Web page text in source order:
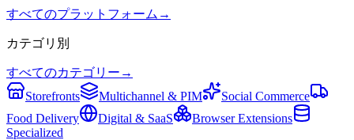
すべてのプラットフォーム →
カテゴリ別
すべてのカテゴリー →
Storefronts
Multichannel & PIM
Social Commerce
Food Delivery
Digital & SaaS
Browser Extensions
Specialized